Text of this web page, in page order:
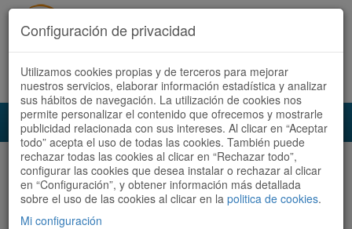
Acceder Registrate ahora Español | Català
Audioruta Todas las rutas
Todas las rutas Ordenar por:Más recientes
Configuración de privacidad
Utilizamos cookies propias y de terceros para mejorar
nuestros servicios, elaborar información estadística y analizar
sus hábitos de navegación. La utilización de cookies nos
permite personalizar el contenido que ofrecemos y mostrarle
publicidad relacionada con sus intereses. Al clicar en “Aceptar
todo” acepta el uso de todas las cookies. También puede
rechazar todas las cookies al clicar en “Rechazar todo”,
configurar las cookies que desea instalar o rechazar al clicar
en “Configuración”, y obtener información más detallada
sobre el uso de las cookies al clicar en la politica de cookies.
Mi configuración